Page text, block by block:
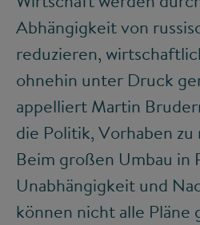
Abhängigkeit von
reduzieren,
ohnehin unter Druck
appelliert Martin
die Politik, Vorhaben
Beim großen Umbau in
Unabhängigkeit und
können nicht alle Pläne